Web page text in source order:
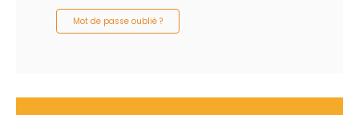
Mot de passe oublié ?